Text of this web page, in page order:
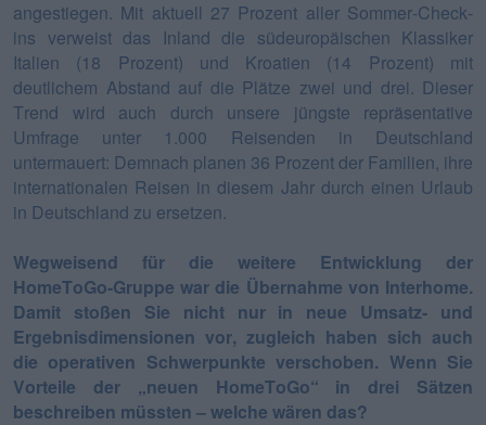
angestiegen. Mit aktuell 27 Prozent aller Sommer-Check-
ins verweist das Inland die südeuropäischen Klassiker
Italien (18 Prozent) und Kroatien (14 Prozent) mit
deutlichem Abstand auf die Plätze zwei und drei. Dieser
Trend wird auch durch unsere jüngste repräsentative
Umfrage unter 1.000 Reisenden in Deutschland
untermauert: Demnach planen 36 Prozent der Familien, ihre
internationalen Reisen in diesem Jahr durch einen Urlaub
in Deutschland zu ersetzen.
Wegweisend für die weitere Entwicklung der
HomeToGo-Gruppe war die Übernahme von Interhome.
Damit stoßen Sie nicht nur in neue Umsatz- und
Ergebnisdimensionen vor, zugleich haben sich auch
die operativen Schwerpunkte verschoben. Wenn Sie
Vorteile der „neuen HomeToGo“ in drei Sätzen
beschreiben müssten – welche wären das?